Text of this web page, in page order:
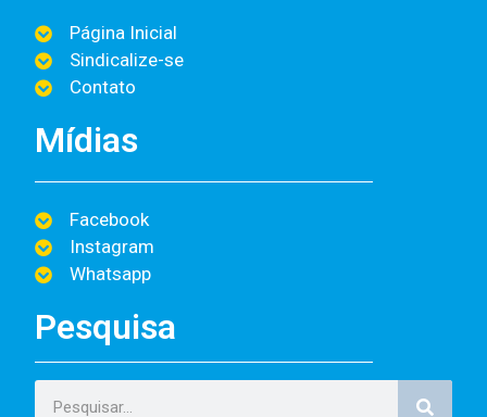
Página Inicial
Sindicalize-se
Contato
Mídias
Facebook
Instagram
Whatsapp
Pesquisa